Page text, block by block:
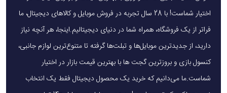
اختیار شماست! با 28 سال تجربه در فروش موبایل و کالاهای دیجیتال، ما
فراتر از یک فروشگاه، همراه شما در دنیای دیجیتالیم.اینجا، هر آنچه نیاز
دارید، از جدیدترین موبایل‌ها و تبلت‌ها گرفته تا متنوع‌ترین لوازم جانبی،
کنسول بازی و بروزترین گجت ها با بهترین قیمت بازار در اختیار
شماست.ما می‌دانیم که خرید یک محصول دیجیتال فقط یک انتخاب